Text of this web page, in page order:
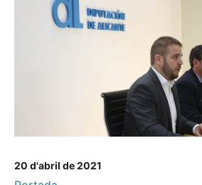
20 d'abril de 2021